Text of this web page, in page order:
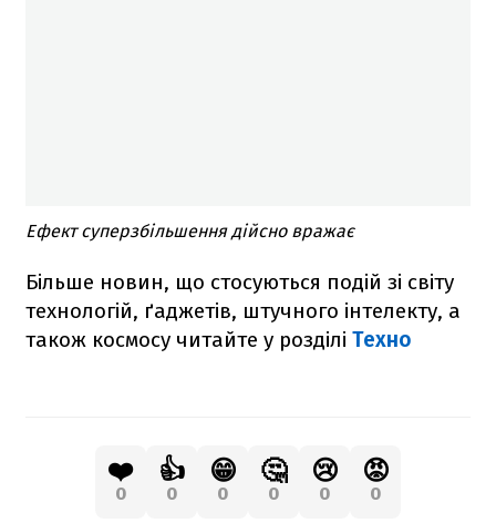
Ефект суперзбільшення дійсно вражає
Більше новин, що стосуються подій зі світу
технологій, ґаджетів, штучного інтелекту, а
також космосу читайте у розділі Техно
❤️
0
👍
0
😁
0
🤔
0
😢
0
😡
0